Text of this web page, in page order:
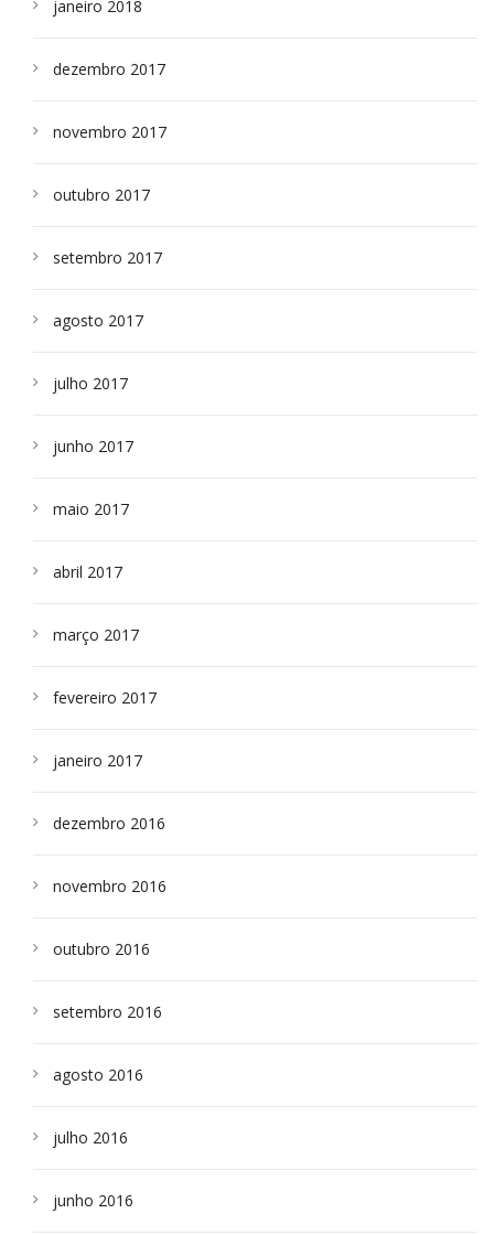
janeiro 2018
dezembro 2017
novembro 2017
outubro 2017
setembro 2017
agosto 2017
julho 2017
junho 2017
maio 2017
abril 2017
março 2017
fevereiro 2017
janeiro 2017
dezembro 2016
novembro 2016
outubro 2016
setembro 2016
agosto 2016
julho 2016
junho 2016